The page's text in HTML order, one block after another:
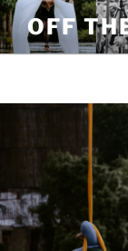
Zum
Inhalt
springen
OFF